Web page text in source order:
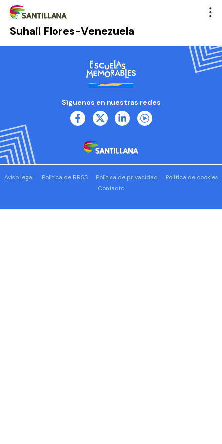
Suhail Flores-Venezuela
Síguenos en nuestras redes
Aviso legal Política de RRSS Política de privacidad
Política de cookies
Contacto